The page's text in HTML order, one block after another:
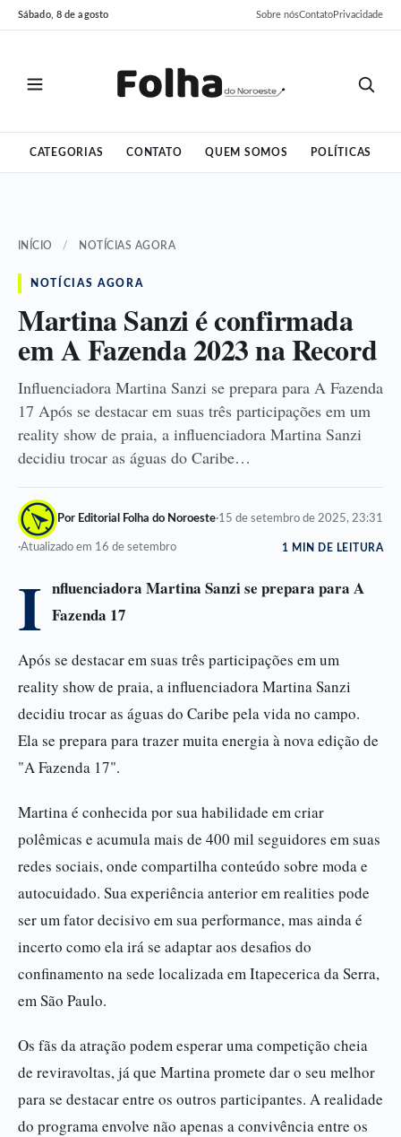
Pular
para
Pular
para
Sábado, 8 de agosto Sobre nósContatoPrivacidade
CATEGORIAS CONTATO QUEM SOMOS POLÍTICAS
INÍCIO / NOTÍCIAS AGORA
NOTÍCIAS AGORA
Martina Sanzi é confirmada
em A Fazenda 2023 na Record
Influenciadora Martina Sanzi se prepara para A Fazenda
17 Após se destacar em suas três participações em um
reality show de praia, a influenciadora Martina Sanzi
decidiu trocar as águas do Caribe…
Por Editorial Folha do Noroeste·15 de setembro de 2025, 23:31
·Atualizado em 16 de setembro 1 MIN DE LEITURA
I nfluenciadora Martina Sanzi se prepara para A
Fazenda 17
Após se destacar em suas três participações em um
reality show de praia, a influenciadora Martina Sanzi
decidiu trocar as águas do Caribe pela vida no campo.
Ela se prepara para trazer muita energia à nova edição de
"A Fazenda 17".
Martina é conhecida por sua habilidade em criar
polêmicas e acumula mais de 400 mil seguidores em suas
redes sociais, onde compartilha conteúdo sobre moda e
autocuidado. Sua experiência anterior em realities pode
ser um fator decisivo em sua performance, mas ainda é
incerto como ela irá se adaptar aos desafios do
confinamento na sede localizada em Itapecerica da Serra,
em São Paulo.
Os fãs da atração podem esperar uma competição cheia
de reviravoltas, já que Martina promete dar o seu melhor
para se destacar entre os outros participantes. A realidade
do programa envolve não apenas a convivência entre os